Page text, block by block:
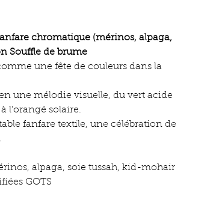
chromatique (mérinos, alpaga,
Souffle de brume
une fête de couleurs dans la
une mélodie visuelle, du vert acide
l’orangé solaire.
fanfare textile, une célébration de
alpaga, soie tussah, kid-mohair
GOTS